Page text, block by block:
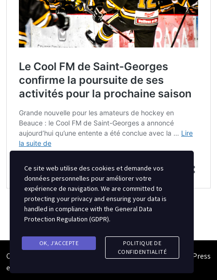
Copyright © 2026 Semipro Magazine. Alimenté parWordPress
et
Ce site web utilise des cookies et demande vos
données personnelles pour améliorer votre
expérience de navigation. We are committed to
protecting your privacy and ensuring your data is
handled in compliance with the General Data
Protection Regulation (GDPR).
OK, J'ACCEPTE
POLITIQUE DE
CONFIDENTIALITÉ